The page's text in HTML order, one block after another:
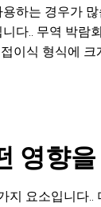
하는 경우가 많
다.. 무역 박람
이식 형식에 크
영향
요소입니다